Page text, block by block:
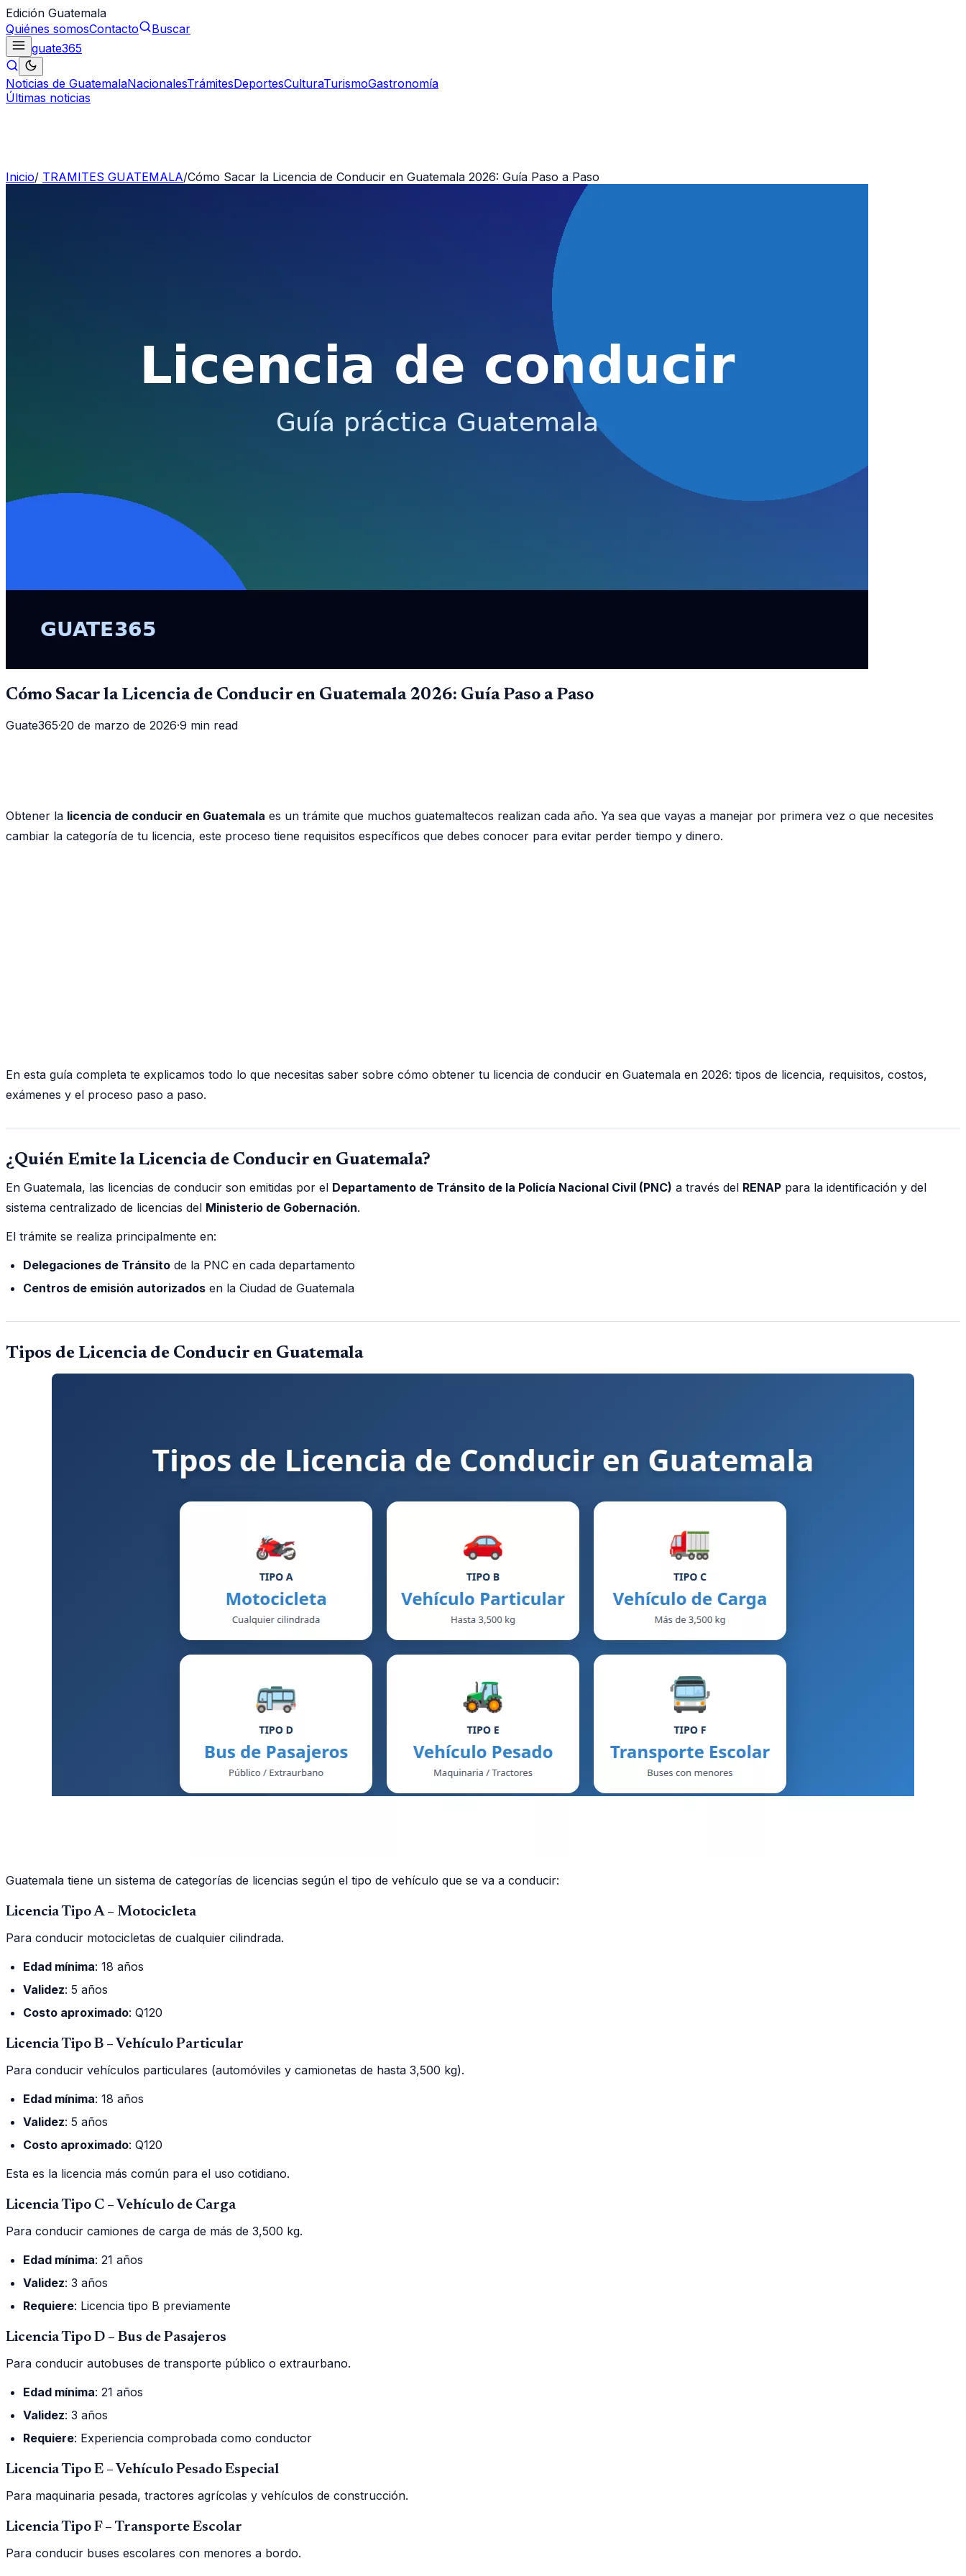
Edición Guatemala
Quiénes somosContacto
Buscar
guate365
Noticias de GuatemalaNacionalesTrámitesDeportesCulturaTurismoGastronomía
Últimas noticias
Inicio/ TRAMITES GUATEMALA/Cómo Sacar la Licencia de Conducir en Guatemala 2026: Guía Paso a Paso
Cómo Sacar la Licencia de Conducir en Guatemala 2026: Guía Paso a Paso
Guate365·20 de marzo de 2026·9 min read
Obtener la licencia de conducir en Guatemala es un trámite que muchos guatemaltecos realizan cada año. Ya sea que vayas a manejar por primera vez o que necesites
cambiar la categoría de tu licencia, este proceso tiene requisitos específicos que debes conocer para evitar perder tiempo y dinero.
En esta guía completa te explicamos todo lo que necesitas saber sobre cómo obtener tu licencia de conducir en Guatemala en 2026: tipos de licencia, requisitos, costos,
exámenes y el proceso paso a paso.
¿Quién Emite la Licencia de Conducir en Guatemala?
En Guatemala, las licencias de conducir son emitidas por el Departamento de Tránsito de la Policía Nacional Civil (PNC) a través del RENAP para la identificación y del
sistema centralizado de licencias del Ministerio de Gobernación.
El trámite se realiza principalmente en:
Delegaciones de Tránsito de la PNC en cada departamento
Centros de emisión autorizados en la Ciudad de Guatemala
Tipos de Licencia de Conducir en Guatemala
Guatemala tiene un sistema de categorías de licencias según el tipo de vehículo que se va a conducir:
Licencia Tipo A – Motocicleta
Para conducir motocicletas de cualquier cilindrada.
Edad mínima: 18 años
Validez: 5 años
Costo aproximado: Q120
Licencia Tipo B – Vehículo Particular
Para conducir vehículos particulares (automóviles y camionetas de hasta 3,500 kg).
Edad mínima: 18 años
Validez: 5 años
Costo aproximado: Q120
Esta es la licencia más común para el uso cotidiano.
Licencia Tipo C – Vehículo de Carga
Para conducir camiones de carga de más de 3,500 kg.
Edad mínima: 21 años
Validez: 3 años
Requiere: Licencia tipo B previamente
Licencia Tipo D – Bus de Pasajeros
Para conducir autobuses de transporte público o extraurbano.
Edad mínima: 21 años
Validez: 3 años
Requiere: Experiencia comprobada como conductor
Licencia Tipo E – Vehículo Pesado Especial
Para maquinaria pesada, tractores agrícolas y vehículos de construcción.
Licencia Tipo F – Transporte Escolar
Para conducir buses escolares con menores a bordo.